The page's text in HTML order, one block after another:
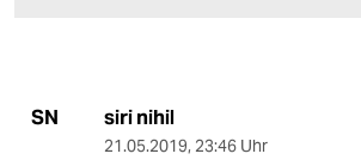
SN siri nihil
21.05.2019, 23:46 Uhr